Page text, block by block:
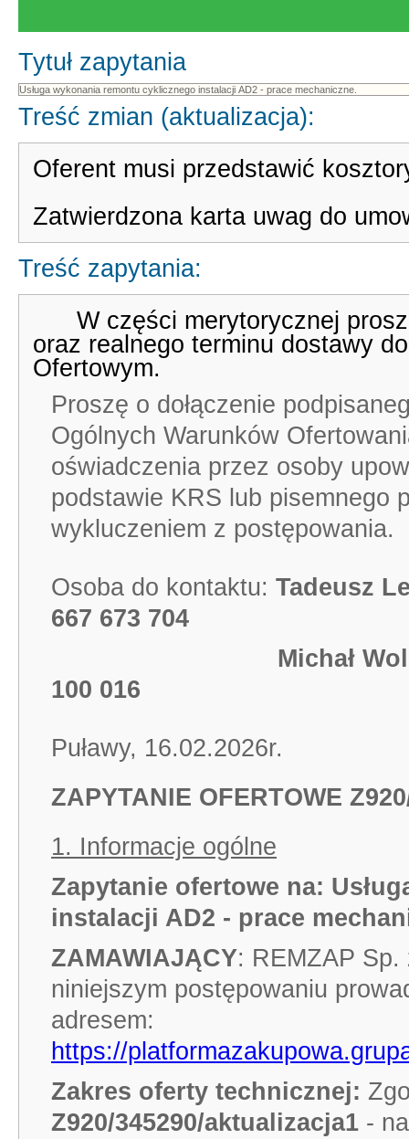
Tytuł zapytania
Treść zmian (aktualizacja):
Oferent musi przedstawić
Zatwierdzona karta uwag do
Treść zapytania:
W części merytorycznej
oraz realnego terminu dostawy
Ofertowym.
Proszę o dołączenie
Ogólnych Warunków
oświadczenia przez osoby
podstawie KRS lub pisemnego
wykluczeniem z postępowania.
Osoba do kontaktu: Tadeusz
667 673 704
Michał
100 016
Puławy, 16.02.2026r.
ZAPYTANIE OFERTOWE
1. Informacje ogólne
Zapytanie ofertowe na:
instalacji AD2 - prace
ZAMAWIAJĄCY: REMZAP Sp.
niniejszym postępowaniu
adresem:
https://
Zakres oferty technicznej:
Z920/345290/aktualizacja1 -